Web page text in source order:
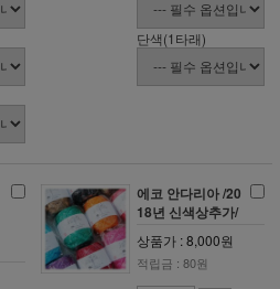
단색(1타래)
에코 안다리아 /20
18년 신색상추가/
상품가 : 8,000원
적립금 : 80원